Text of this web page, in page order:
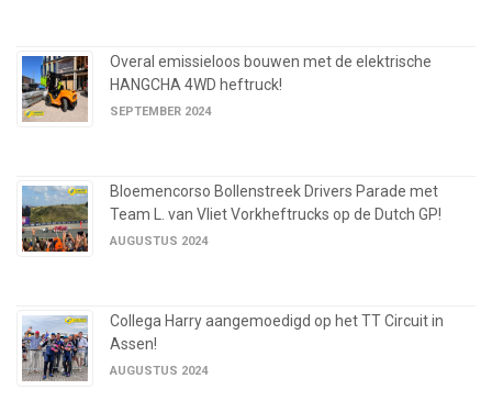
Overal emissieloos bouwen met de elektrische
HANGCHA 4WD heftruck!
SEPTEMBER 2024
Bloemencorso Bollenstreek Drivers Parade met
Team L. van Vliet Vorkheftrucks op de Dutch GP!
AUGUSTUS 2024
Collega Harry aangemoedigd op het TT Circuit in
Assen!
AUGUSTUS 2024